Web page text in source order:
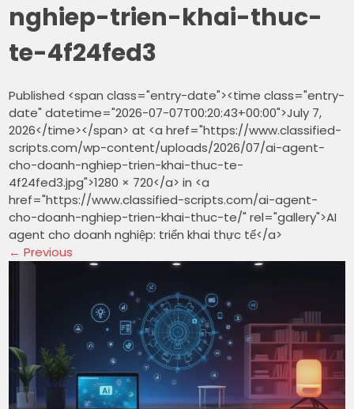
nghiep-trien-khai-thuc-
te-4f24fed3
Published <span class="entry-date"><time class="entry-
date" datetime="2026-07-07T00:20:43+00:00">July 7,
2026</time></span> at <a href="https://www.classified-
scripts.com/wp-content/uploads/2026/07/ai-agent-
cho-doanh-nghiep-trien-khai-thuc-te-
4f24fed3.jpg">1280 × 720</a> in <a
href="https://www.classified-scripts.com/ai-agent-
cho-doanh-nghiep-trien-khai-thuc-te/" rel="gallery">AI
agent cho doanh nghiệp: triển khai thực tế</a>
← Previous